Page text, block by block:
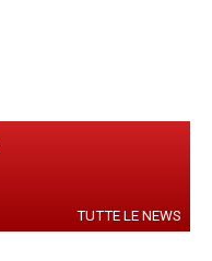
TUTTE LE NEWS